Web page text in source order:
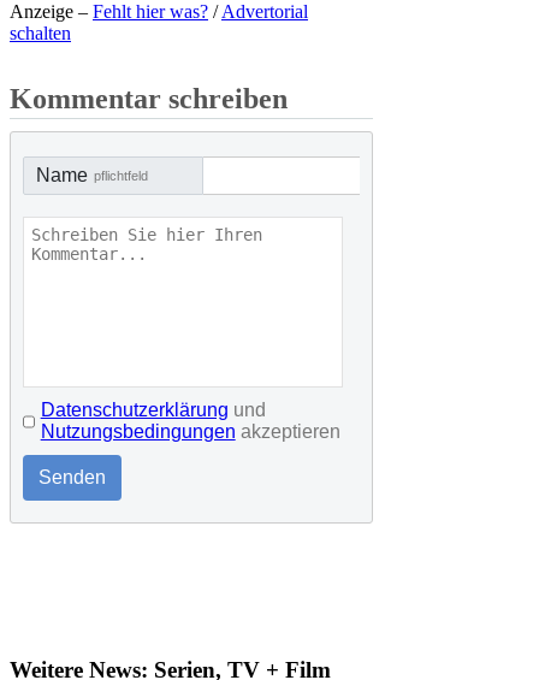
Anzeige – Fehlt hier was? /Advertorial
schalten
Kommentar schreiben
Name pflichtfeld
Datenschutzerklärung und
Nutzungsbedingungen akzeptieren
Senden
Weitere News: Serien, TV + Film